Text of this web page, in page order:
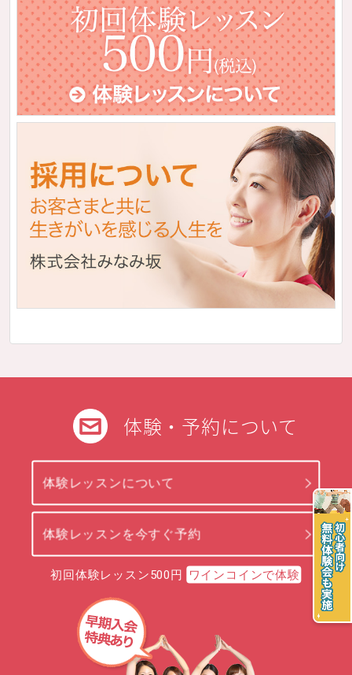
体験・予約について
体験レッスンについて
体験レッスンを今すぐ予約
初回体験レッスン500円 ワインコインで体験